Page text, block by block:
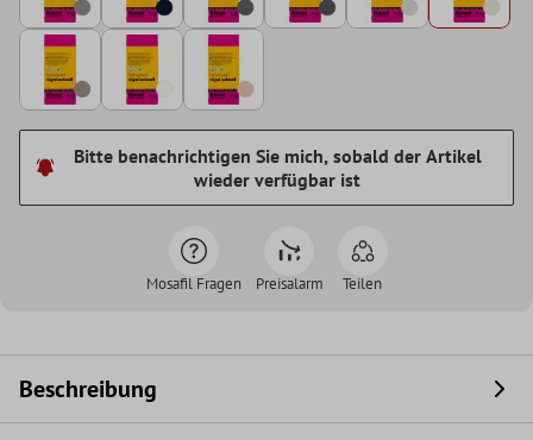
Bitte benachrichtigen Sie mich, sobald der Artikel
wieder verfügbar ist
Mosafil Fragen Preisalarm Teilen
Beschreibung